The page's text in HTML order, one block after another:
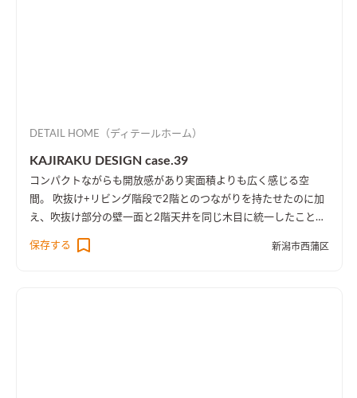
DETAIL HOME（ディテールホーム）
KAJIRAKU DESIGN case.39
コンパクトながらも開放感があり実面積よりも広く感じる空
間。 吹抜け+リビング階段で2階とのつながりを持たせたのに加
え、吹抜け部分の壁一面と2階天井を同じ木目に統一したことに
より、1階・2階の一体感を演出しました。 趣味のピアノ室は、
楽譜を整理する本棚を壁一面に設け、屋外への防音効果も担って
保存する 新潟市西蒲区